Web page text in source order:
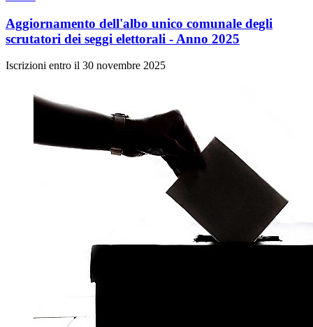
Aggiornamento dell'albo unico comunale degli
scrutatori dei seggi elettorali - Anno 2025
Iscrizioni entro il 30 novembre 2025